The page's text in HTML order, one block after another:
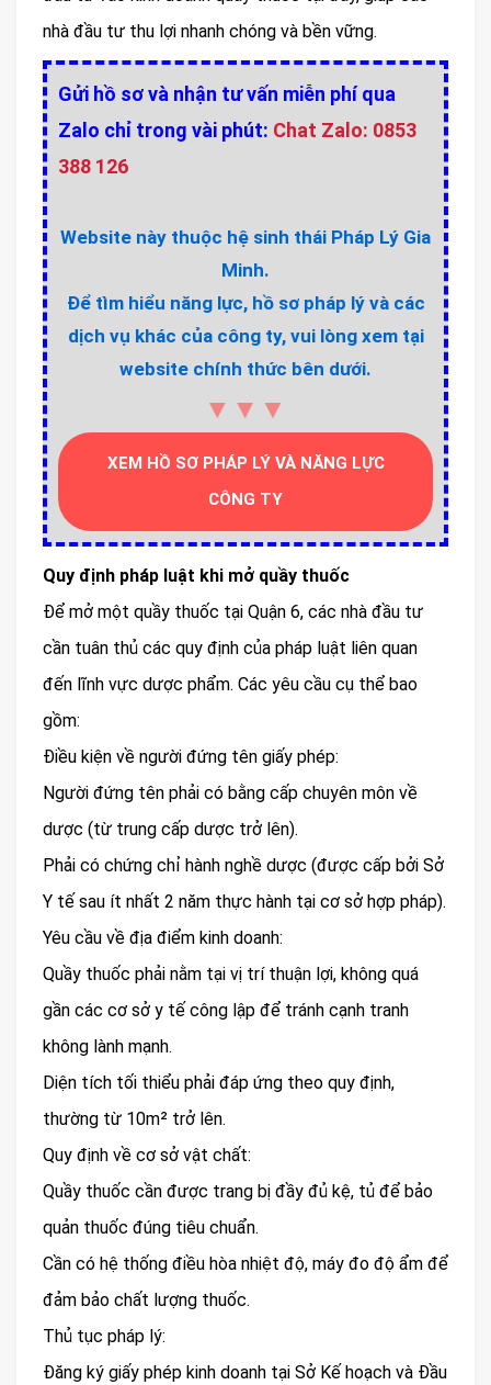
nhà đầu tư thu lợi nhanh chóng và bền vững.
Gửi hồ sơ và nhận tư vấn miễn phí qua
Zalo chỉ trong vài phút: Chat Zalo: 0853
388 126
Website này thuộc hệ sinh thái Pháp Lý Gia
Minh.
Để tìm hiểu năng lực, hồ sơ pháp lý và các
dịch vụ khác của công ty, vui lòng xem tại
website chính thức bên dưới.
▼▼▼
XEM HỒ SƠ PHÁP LÝ VÀ NĂNG LỰC
CÔNG TY
Quy định pháp luật khi mở quầy thuốc
Để mở một quầy thuốc tại Quận 6, các nhà đầu tư
cần tuân thủ các quy định của pháp luật liên quan
đến lĩnh vực dược phẩm. Các yêu cầu cụ thể bao
gồm:
Điều kiện về người đứng tên giấy phép:
Người đứng tên phải có bằng cấp chuyên môn về
dược (từ trung cấp dược trở lên).
Phải có chứng chỉ hành nghề dược (được cấp bởi Sở
Y tế sau ít nhất 2 năm thực hành tại cơ sở hợp pháp).
Yêu cầu về địa điểm kinh doanh:
Quầy thuốc phải nằm tại vị trí thuận lợi, không quá
gần các cơ sở y tế công lập để tránh cạnh tranh
không lành mạnh.
Diện tích tối thiểu phải đáp ứng theo quy định,
thường từ 10m² trở lên.
Quy định về cơ sở vật chất:
Quầy thuốc cần được trang bị đầy đủ kệ, tủ để bảo
quản thuốc đúng tiêu chuẩn.
Cần có hệ thống điều hòa nhiệt độ, máy đo độ ẩm để
đảm bảo chất lượng thuốc.
Thủ tục pháp lý:
Đăng ký giấy phép kinh doanh tại Sở Kế hoạch và Đầu